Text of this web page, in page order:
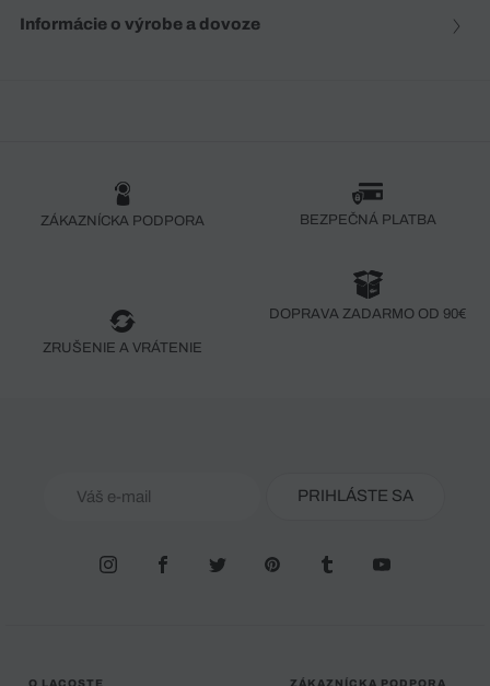
Informácie o výrobe a dovoze
ZÁKAZNÍCKA PODPORA BEZPEČNÁ PLATBA
ZRUŠENIE A VRÁTENIE
DOPRAVA ZADARMO OD 90€
PRIHLÁSTE SA
O LACOSTE ZÁKAZNÍCKA PODPORA